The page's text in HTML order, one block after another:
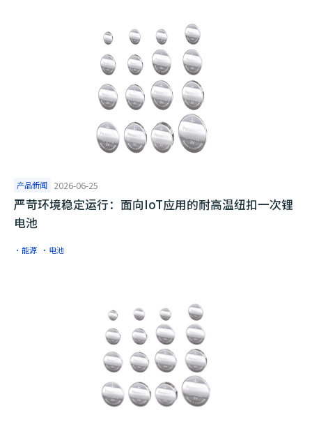
产品新闻 2026-06-25
严苛环境稳定运行：面向IoT应用的耐高温纽扣一次锂
电池
·能源 ·电池